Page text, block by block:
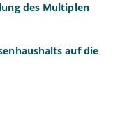
des Multiplen
auf die